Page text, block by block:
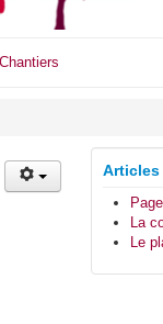
La
Le